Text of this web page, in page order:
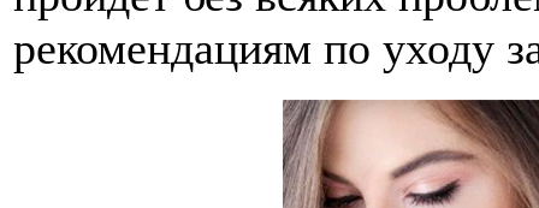
рекомендациям по уходу